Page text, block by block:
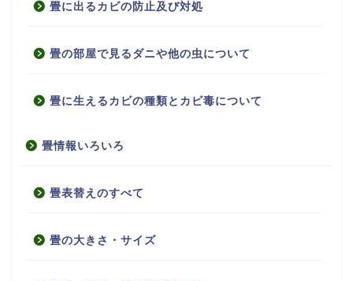
畳に出るカビの防止及び対処
畳の部屋で見るダニや他の虫について
畳に生えるカビの種類とカビ毒について
畳情報いろいろ
畳表替えのすべて
畳の大きさ・サイズ